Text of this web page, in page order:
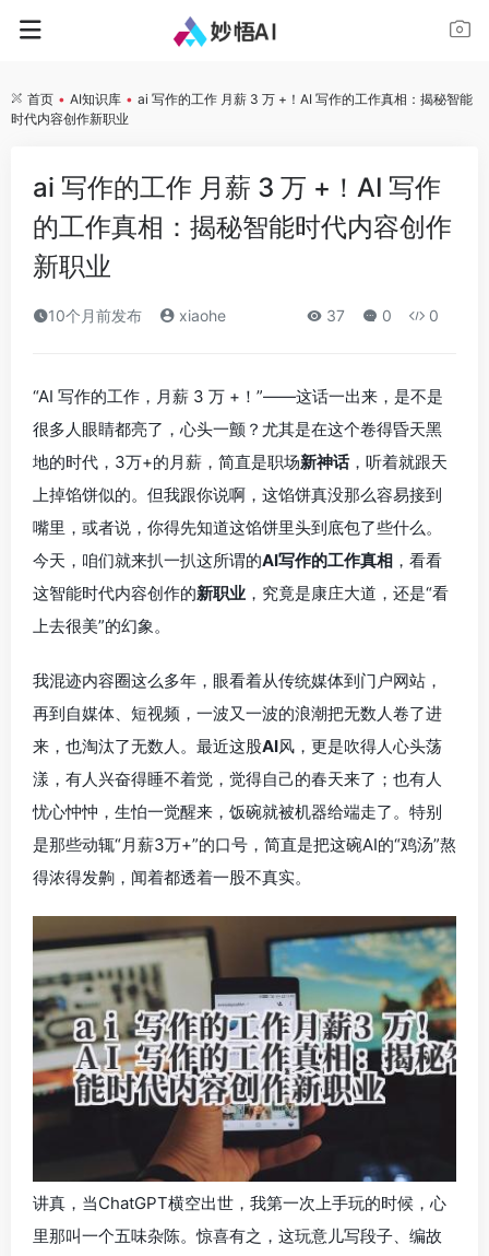
首页 • AI知识库 • ai 写作的工作 月薪 3 万 +！AI 写作的工作真相：揭秘智能
时代内容创作新职业
ai 写作的工作 月薪 3 万 +！AI 写作
的工作真相：揭秘智能时代内容创作
新职业
10个月前发布 xiaohe 37 0 0
“AI 写作的工作，月薪 3 万 +！”——这话一出来，是不是
很多人眼睛都亮了，心头一颤？尤其是在这个卷得昏天黑
地的时代，3万+的月薪，简直是职场新神话，听着就跟天
上掉馅饼似的。但我跟你说啊，这馅饼真没那么容易接到
嘴里，或者说，你得先知道这馅饼里头到底包了些什么。
今天，咱们就来扒一扒这所谓的AI写作的工作真相 ，看看
这智能时代内容创作的新职业 ，究竟是康庄大道，还是“看
上去很美”的幻象。
我混迹内容圈这么多年，眼看着从传统媒体到门户网站，
再到自媒体、短视频，一波又一波的浪潮把无数人卷了进
来，也淘汰了无数人。最近这股AI风，更是吹得人心头荡
漾，有人兴奋得睡不着觉，觉得自己的春天来了；也有人
忧心忡忡，生怕一觉醒来，饭碗就被机器给端走了。特别
是那些动辄“月薪3万+”的口号，简直是把这碗AI的“鸡汤”熬
得浓得发齁，闻着都透着一股不真实。
讲真，当ChatGPT横空出世，我第一次上手玩的时候，心
里那叫一个五味杂陈。惊喜有之，这玩意儿写段子、编故